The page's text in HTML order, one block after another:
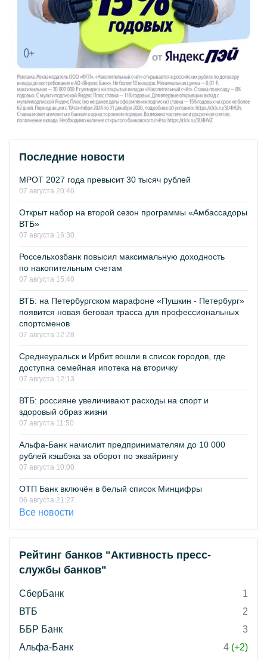
Последние новости
МРОТ 2027 года превысит 30 тысяч рублей
07 августа 20:46
Открыт набор на второй сезон программы «Амбассадоры
ВТБ»
07 августа 16:30
Россельхозбанк повысил максимальную доходность
по накопительным счетам
07 августа 15:40
ВТБ: на Петербургском марафоне «Пушкин - Петербург»
появится новая беговая трасса для профессиональных
спортсменов
07 августа 12:28
Среднеуральск и Ирбит вошли в список городов, где
доступна семейная ипотека на вторичку
07 августа 12:13
ВТБ: россияне увеличивают расходы на спорт и
здоровый образ жизни
07 августа 11:50
Альфа-Банк начислит предпринимателям до 10 000
рублей кэшбэка за оборот по эквайрингу
07 августа 10:00
ОТП Банк включён в белый список Минцифры
06 августа 21:27
Все новости
Рейтинг банков "Активность пресс-
службы банков"
СберБанк
1
ВТБ
2
ББР Банк
3
Альфа-Банк
4 (+2)